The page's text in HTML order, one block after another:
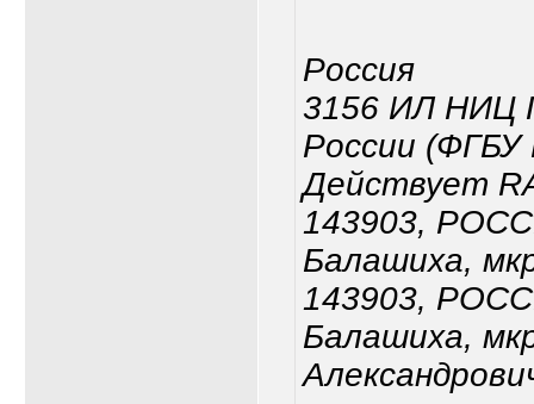
Россия
3156 ИЛ
России
Действует
143903,
Балашиха,
143903,
Балашиха,